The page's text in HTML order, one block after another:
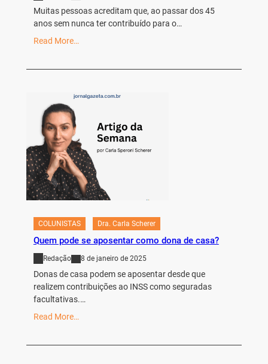
Muitas pessoas acreditam que, ao passar dos 45
anos sem nunca ter contribuído para o…
Read More…
COLUNISTAS Dra. Carla Scherer
Quem pode se aposentar como dona de casa?
Redação 8 de janeiro de 2025
Donas de casa podem se aposentar desde que
realizem contribuições ao INSS como seguradas
facultativas.…
Read More…